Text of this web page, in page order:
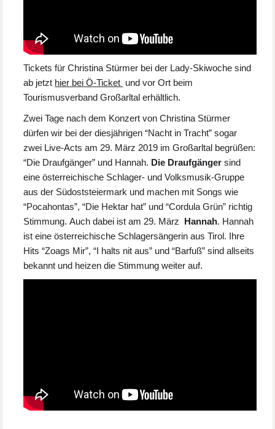
Tickets für Christina Stürmer bei der Lady-Skiwoche sind
ab jetzt hier bei Ö-Ticket und vor Ort beim
Tourismusverband Großarltal erhältlich.
Zwei Tage nach dem Konzert von Christina Stürmer
dürfen wir bei der diesjährigen “Nacht in Tracht” sogar
zwei Live-Acts am 29. März 2019 im Großarltal begrüßen:
“Die Draufgänger” und Hannah. Die Draufgänger sind
eine österreichische Schlager- und Volksmusik-Gruppe
aus der Südoststeiermark und machen mit Songs wie
“Pocahontas”, “Die Hektar hat” und “Cordula Grün” richtig
Stimmung. Auch dabei ist am 29. März Hannah. Hannah
ist eine österreichische Schlagersängerin aus Tirol. Ihre
Hits “Zoags Mir”, “I halts nit aus” und “Barfuß” sind allseits
bekannt und heizen die Stimmung weiter auf.